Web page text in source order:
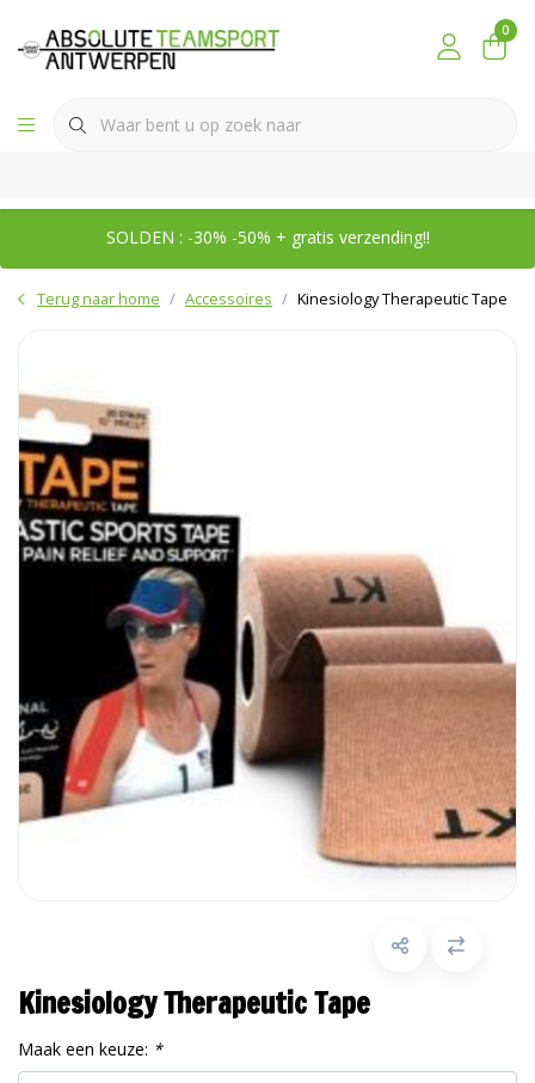
0
SOLDEN : -30% -50% + gratis verzending!!
Terug naar home Accessoires Kinesiology Therapeutic Tape
Kinesiology Therapeutic Tape
Maak een keuze: *